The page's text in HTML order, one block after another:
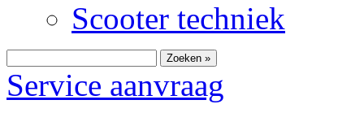
Scooter techniek
Zoeken »
Service aanvraag